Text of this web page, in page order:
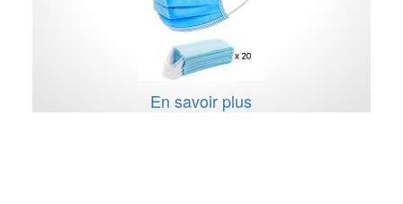
En savoir plus